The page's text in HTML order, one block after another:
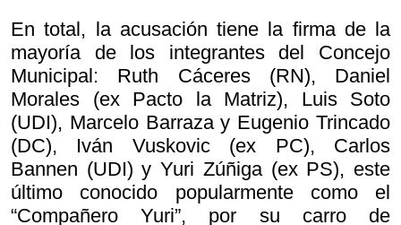
En total, la acusación tiene la firma de la
mayoría de los integrantes del Concejo
Municipal: Ruth Cáceres (RN), Daniel
Morales (ex Pacto la Matriz), Luis Soto
(UDI), Marcelo Barraza y Eugenio Trincado
(DC), Iván Vuskovic (ex PC), Carlos
Bannen (UDI) y Yuri Zúñiga (ex PS), este
último conocido popularmente como el
“Compañero Yuri”, por su carro de